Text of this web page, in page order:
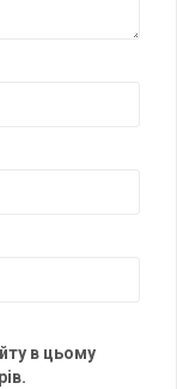
в цьому